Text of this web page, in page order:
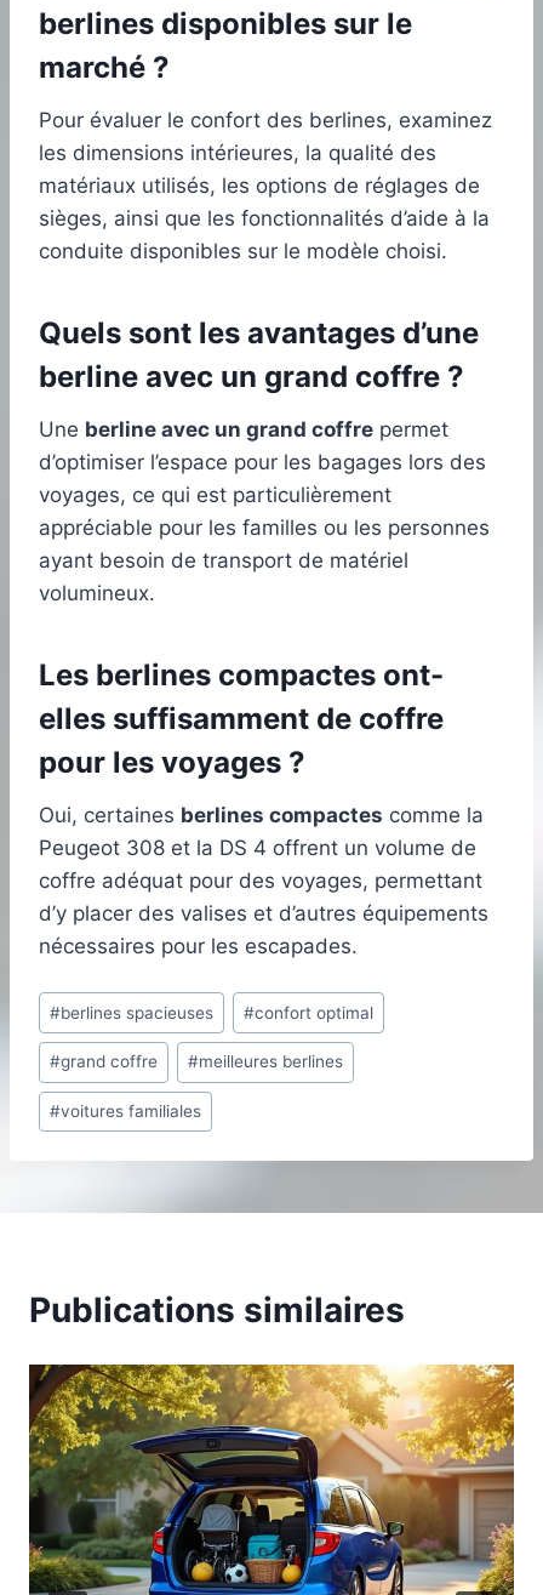
berlines disponibles sur le
marché ?
Pour évaluer le confort des berlines, examinez
les dimensions intérieures, la qualité des
matériaux utilisés, les options de réglages de
sièges, ainsi que les fonctionnalités d’aide à la
conduite disponibles sur le modèle choisi.
Quels sont les avantages d’une
berline avec un grand coffre ?
Une berline avec un grand coffre permet
d’optimiser l’espace pour les bagages lors des
voyages, ce qui est particulièrement
appréciable pour les familles ou les personnes
ayant besoin de transport de matériel
volumineux.
Les berlines compactes ont-
elles suffisamment de coffre
pour les voyages ?
Oui, certaines berlines compactes comme la
Peugeot 308 et la DS 4 offrent un volume de
coffre adéquat pour des voyages, permettant
d’y placer des valises et d’autres équipements
nécessaires pour les escapades.
Étiquettes
de
la
publication :
#berlines spacieuses #confort optimal
#grand coffre #meilleures berlines
#voitures familiales
Publications similaires